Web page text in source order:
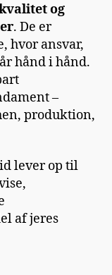
og
. De er
hvor ansvar,
hånd i hånd.
–
produktion,
lever op til
af jeres